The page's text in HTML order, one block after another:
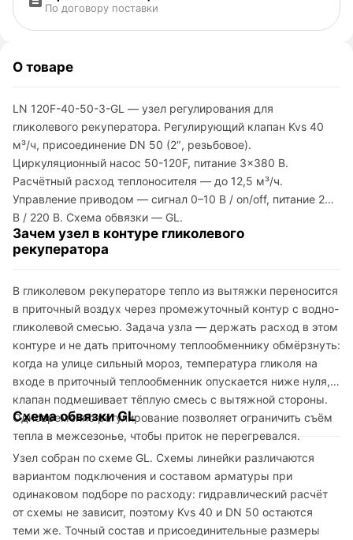
По договору поставки
О товаре
LN 120F-40-50-3-GL — узел регулирования для
гликолевого рекуператора. Регулирующий клапан Kvs 40
м³/ч, присоединение DN 50 (2″, резьбовое).
Циркуляционный насос 50-120F, питание 3×380 В.
Расчётный расход теплоносителя — до 12,5 м³/ч.
Управление приводом — сигнал 0–10 В / on/off, питание 24
В / 220 В. Схема обвязки — GL.
Зачем узел в контуре гликолевого
рекуператора
В гликолевом рекуператоре тепло из вытяжки переносится
в приточный воздух через промежуточный контур с водно-
гликолевой смесью. Задача узла — держать расход в этом
контуре и не дать приточному теплообменнику обмёрзнуть:
когда на улице сильный мороз, температура гликоля на
входе в приточный теплообменник опускается ниже нуля, и
клапан подмешивает тёплую смесь с вытяжной стороны.
Одновременно регулирование позволяет ограничить съём
тепла в межсезонье, чтобы приток не перегревался.
Схема обвязки GL
Узел собран по схеме GL. Схемы линейки различаются
вариантом подключения и составом арматуры при
одинаковом подборе по расходу: гидравлический расчёт
от схемы не зависит, поэтому Kvs 40 и DN 50 остаются
теми же. Точный состав и присоединительные размеры